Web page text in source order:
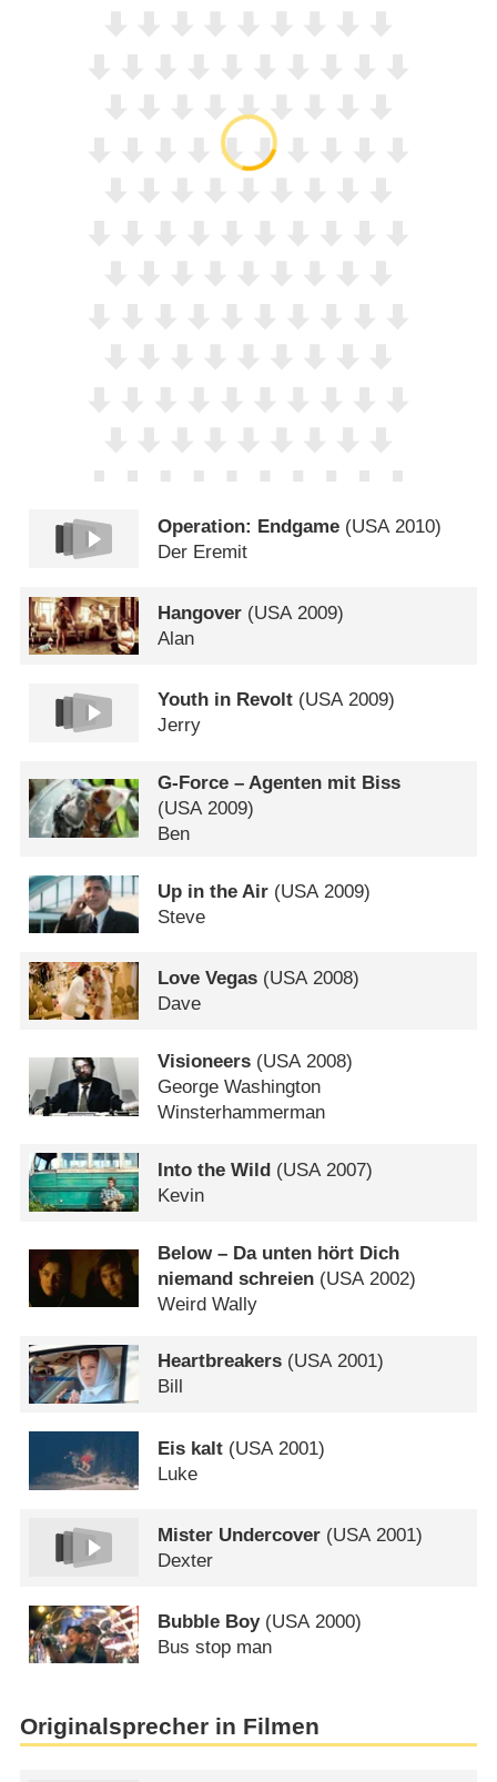
Operation: Endgame (USA2010)
Der Eremit
Hangover (USA2009)
Alan
Youth in Revolt (USA2009)
Jerry
G-Force – Agenten mit Biss
(USA2009)
Ben
Up in the Air (USA2009)
Steve
Love Vegas (USA2008)
Dave
Visioneers (USA2008)
George Washington
Winsterhammerman
Into the Wild (USA 2007)
Kevin
Below – Da unten hört Dich
niemand schreien (USA 2002)
Weird Wally
Heartbreakers (USA2001)
Bill
Eis kalt (USA 2001)
Luke
Mister Undercover (USA2001)
Dexter
Bubble Boy(USA2000)
Bus stop man
Originalsprecher in Filmen